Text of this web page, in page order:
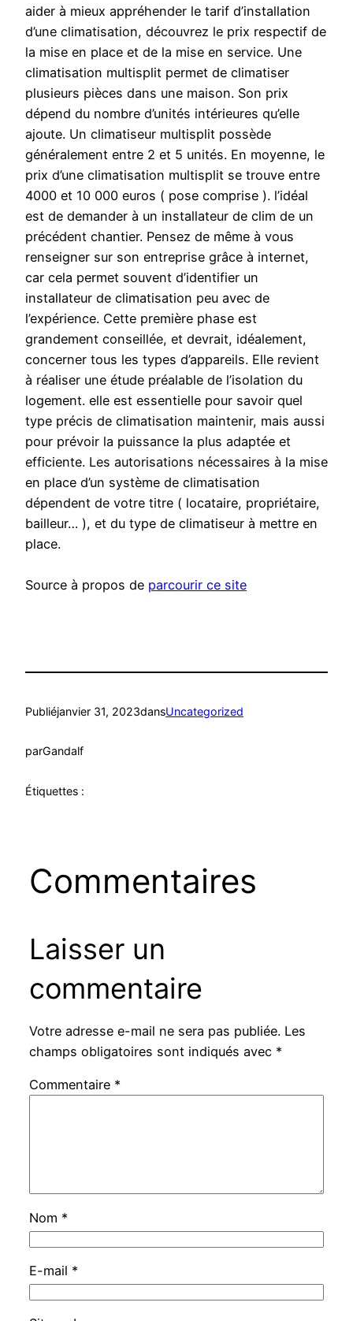
aider à mieux appréhender le tarif d’installation
d’une climatisation, découvrez le prix respectif de
la mise en place et de la mise en service. Une
climatisation multisplit permet de climatiser
plusieurs pièces dans une maison. Son prix
dépend du nombre d’unités intérieures qu’elle
ajoute. Un climatiseur multisplit possède
généralement entre 2 et 5 unités. En moyenne, le
prix d’une climatisation multisplit se trouve entre
4000 et 10 000 euros ( pose comprise ). l’idéal
est de demander à un installateur de clim de un
précédent chantier. Pensez de même à vous
renseigner sur son entreprise grâce à internet,
car cela permet souvent d’identifier un
installateur de climatisation peu avec de
l’expérience. Cette première phase est
grandement conseillée, et devrait, idéalement,
concerner tous les types d’appareils. Elle revient
à réaliser une étude préalable de l’isolation du
logement. elle est essentielle pour savoir quel
type précis de climatisation maintenir, mais aussi
pour prévoir la puissance la plus adaptée et
efficiente. Les autorisations nécessaires à la mise
en place d’un système de climatisation
dépendent de votre titre ( locataire, propriétaire,
bailleur… ), et du type de climatiseur à mettre en
place.
Source à propos de parcourir ce site
Publiéjanvier 31, 2023dansUncategorized
parGandalf
Étiquettes :
Commentaires
Laisser un
commentaire
Votre adresse e-mail ne sera pas publiée. Les
champs obligatoires sont indiqués avec *
Commentaire *
Nom *
E-mail *